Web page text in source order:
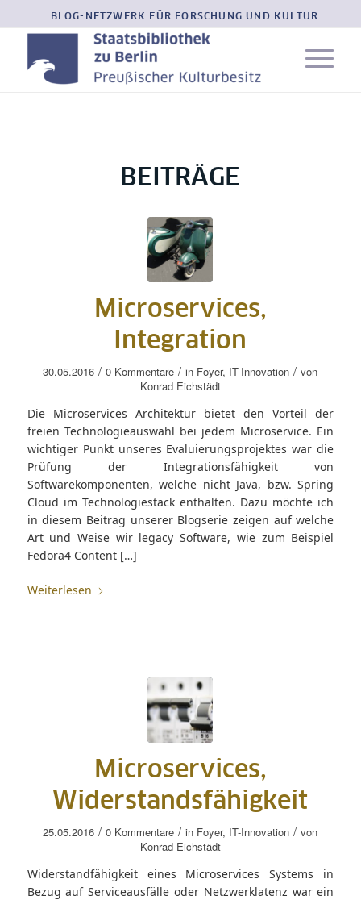
BLOG-NETZWERK FÜR FORSCHUNG UND KULTUR
BEITRÄGE
Microservices,
Integration
30.05.2016 / 0 Kommentare / in Foyer, IT-Innovation / von
Konrad Eichstädt
Die Microservices Architektur bietet den Vorteil der
freien Technologieauswahl bei jedem Microservice. Ein
wichtiger Punkt unseres Evaluierungsprojektes war die
Prüfung der Integrationsfähigkeit von
Softwarekomponenten, welche nicht Java, bzw. Spring
Cloud im Technologiestack enthalten. Dazu möchte ich
in diesem Beitrag unserer Blogserie zeigen auf welche
Art und Weise wir legacy Software, wie zum Beispiel
Fedora4 Content […]
Weiterlesen
Microservices,
Widerstandsfähigkeit
25.05.2016 / 0 Kommentare / in Foyer, IT-Innovation / von
Konrad Eichstädt
Widerstandfähigkeit eines Microservices Systems in
Bezug auf Serviceausfälle oder Netzwerklatenz war ein